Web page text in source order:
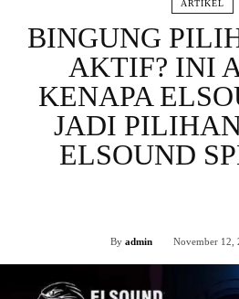
ARTIKEL
BINGUNG
AKTIF? INI
KENAPA
JADI
ELSOUND
By admin November 12,